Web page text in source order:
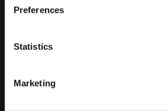
Preferences
Statistics
Marketing
Créer SA
Créer succursale